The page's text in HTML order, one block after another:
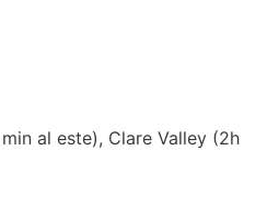
al este), Clare Valley (2h